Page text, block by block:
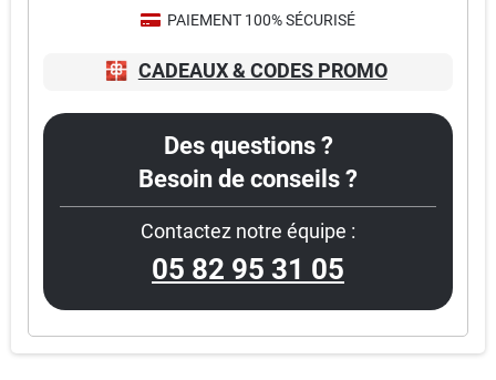
PAIEMENT 100% SÉCURISÉ
CADEAUX & CODES PROMO
Des questions ?
Besoin de conseils ?
Contactez notre équipe :
05 82 95 31 05